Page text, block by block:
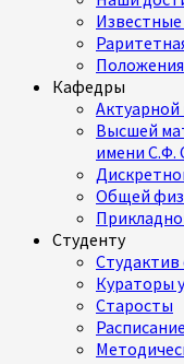
Положения
Кафедры
Высшей
имени С.Ф.
Общей
Студенту
Студактив
Кураторы
Старосты